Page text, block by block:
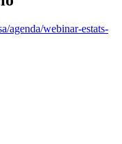
agenda/webinar-estats-